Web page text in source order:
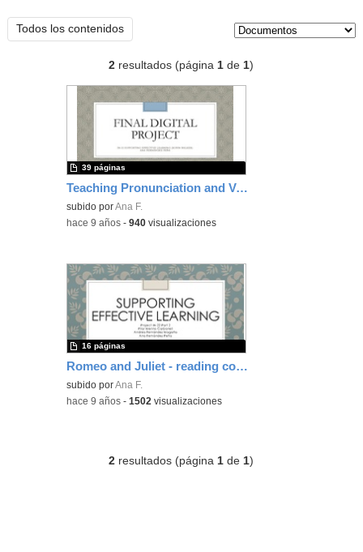
Todos los contenidos
2 resultados (página1 de1)
Teaching Pronunciation and Vocabulary of ELF
subido porAna F.
39 páginas
-hace 9 años -940 visualizaciones
Romeo and Juliet - reading comprehension
subido porAna F.
16 páginas
-hace 9 años -1502 visualizaciones
2 resultados (página 1 de 1)